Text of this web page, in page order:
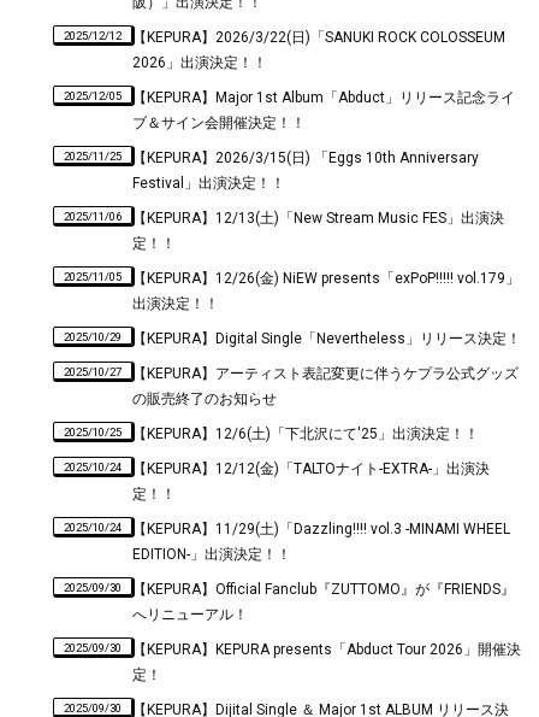
2025/12/12
【KEPURA】2026/3/22(日)「SANUKI ROCK COLOSSEUM
2026」出演決定！！
2025/12/05
【KEPURA】Major 1st Album「Abduct」リリース記念ライ
ブ＆サイン会開催決定！！
2025/11/25
【KEPURA】2026/3/15(日) 「Eggs 10th Anniversary
Festival」出演決定！！
2025/11/06
【KEPURA】12/13(土)「New Stream Music FES」出演決
定！！
2025/11/05
【KEPURA】12/26(金) NiEW presents「exPoP!!!!! vol.179」
出演決定！！
2025/10/29 【KEPURA】Digital Single「Nevertheless」リリース決定！
2025/10/27
【KEPURA】アーティスト表記変更に伴うケプラ公式グッズ
の販売終了のお知らせ
2025/10/25 【KEPURA】12/6(土)「下北沢にて'25」出演決定！！
2025/10/24
【KEPURA】12/12(金)「TALTOナイト-EXTRA-」出演決
定！！
2025/10/24
【KEPURA】11/29(土)「Dazzling!!!! vol.3 -MINAMI WHEEL
EDITION-」出演決定！！
2025/09/30
【KEPURA】Official Fanclub『ZUTTOMO』が『FRIENDS』
へリニューアル！
2025/09/30
【KEPURA】KEPURA presents「Abduct Tour 2026」開催決
定！
2025/09/30 【KEPURA】Dijital Single ＆ Major 1st ALBUM リリース決